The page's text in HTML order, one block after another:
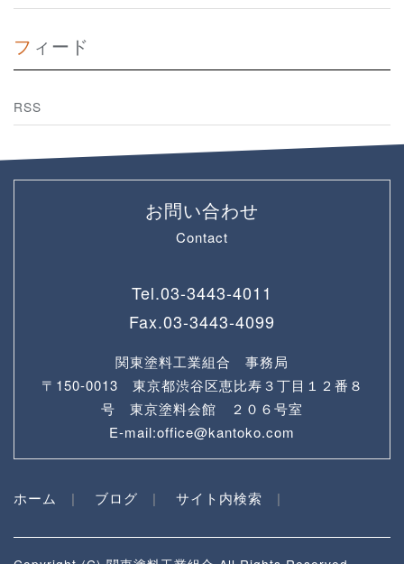
フィード
RSS
お問い合わせ
Contact
Tel.03-3443-4011
Fax.03-3443-4099
関東塗料工業組合 事務局
〒150-0013 東京都渋谷区恵比寿３丁目１２番８
号 東京塗料会館 ２０６号室
E-mail:office@kantoko.com
ホーム ブログ サイト内検索